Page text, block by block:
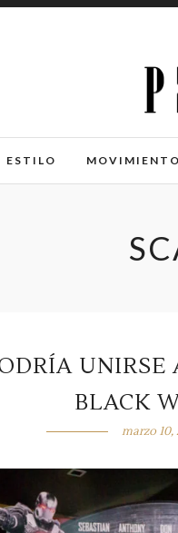
ESTILO MOVIMIENTO
BLACK
marzo 10,